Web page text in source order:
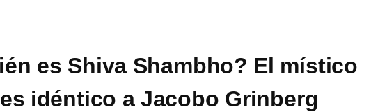
es Shiva Shambho? El místico
idéntico a Jacobo Grinberg